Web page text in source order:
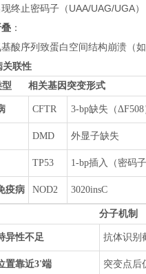
终止密码子（UAA/UAG/UGA
：
酸序列致蛋白空间结构崩溃（
关联性
相关基因 突变形式
CFTR 3-bp缺失（ΔF508
DMD 外显子缺失
TP53 1-bp插入（密码子
疫病 NOD2 3020insC
分子机制
异性不足 抗体识别
置靠近3'端 突变点后